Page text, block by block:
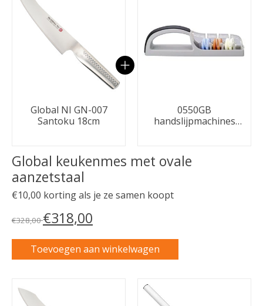
Global NI GN-007
Santoku 18cm
0550GB
handslijpmachines
Global keukenmes met ovale
aanzetstaal
€10,00 korting als je ze samen koopt
€328,00€318,00
Toevoegen aan winkelwagen
Carrousel van gebundelde producten